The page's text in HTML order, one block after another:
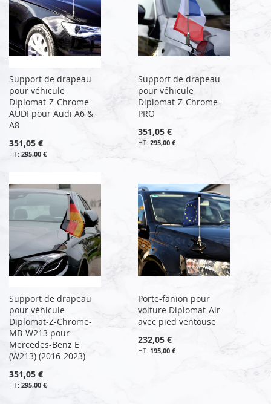
Support de drapeau
pour véhicule
Diplomat-Z-Chrome-
AUDI pour Audi A6 &
A8
351,05 €
295,00 €
Support de drapeau
pour véhicule
Diplomat-Z-Chrome-
PRO
351,05 €
295,00 €
Support de drapeau
pour véhicule
Diplomat-Z-Chrome-
MB-W213 pour
Mercedes-Benz E
(W213) (2016-2023)
351,05 €
295,00 €
Porte-fanion pour
voiture Diplomat-Air
avec pied ventouse
232,05 €
195,00 €